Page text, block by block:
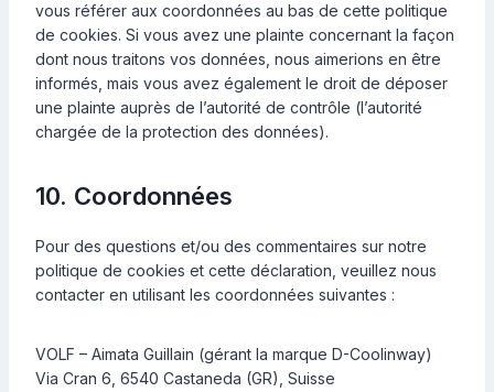
vous référer aux coordonnées au bas de cette politique
de cookies. Si vous avez une plainte concernant la façon
dont nous traitons vos données, nous aimerions en être
informés, mais vous avez également le droit de déposer
une plainte auprès de l’autorité de contrôle (l’autorité
chargée de la protection des données).
10. Coordonnées
Pour des questions et/ou des commentaires sur notre
politique de cookies et cette déclaration, veuillez nous
contacter en utilisant les coordonnées suivantes :
VOLF – Aimata Guillain (gérant la marque D-Coolinway)
Via Cran 6, 6540 Castaneda (GR), Suisse